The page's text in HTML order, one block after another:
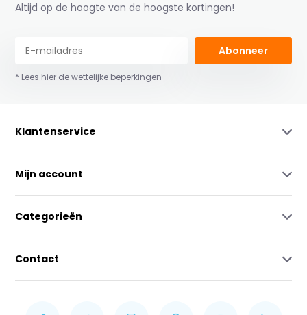
Altijd op de hoogte van de hoogste kortingen!
Abonneer
* Lees hier de wettelijke beperkingen
Klantenservice
Mijn account
Categorieën
Contact